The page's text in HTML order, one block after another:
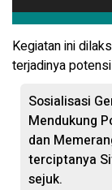
Kegiatan ini
terjadinya
Sosialisasi
Mendukung
dan
terciptanya
sejuk.